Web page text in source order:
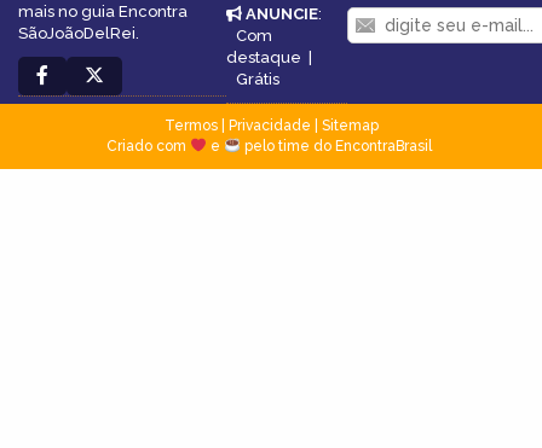
mais no guia Encontra
SãoJoãoDelRei.
ANUNCIE:
Com
destaque |
Grátis
Termos| Privacidade
Sitemap
Criado com
e pelo time do EncontraBrasil